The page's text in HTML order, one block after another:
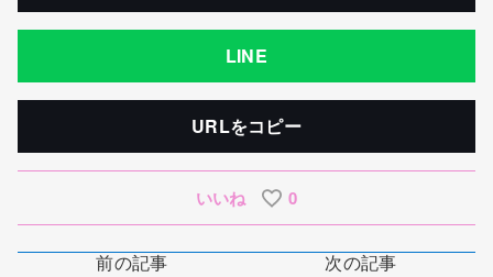
LINE
URLをコピー
いいね 0
前の記事 次の記事